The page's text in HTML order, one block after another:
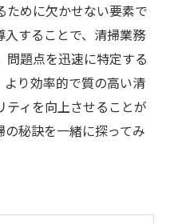
ために欠かせない要素で
することで、清掃業務
問題点を迅速に特定する
より効率的で質の高い清
ィを向上させることが
秘訣を一緒に探ってみ